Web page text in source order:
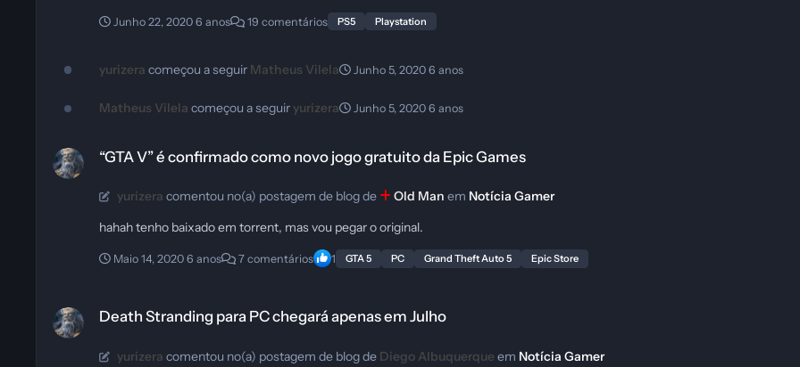
Junho 22, 2020 6 anos 19 comentários PS5 Playstation
yurizera começou a seguir Matheus Vilela Junho 5, 2020 6 anos
Matheus Vilela começou a seguir yurizera Junho 5, 2020 6 anos
“GTA V” é confirmado como novo jogo gratuito da Epic Games
yurizera comentou no(a) postagem de blog de Old Man em Notícia Gamer
hahah tenho baixado em torrent, mas vou pegar o original.
Maio 14, 2020 6 anos 7 comentários 1 GTA 5 PC Grand Theft Auto 5 Epic Store
Death Stranding para PC chegará apenas em Julho
yurizera comentou no(a) postagem de blog de Diego Albuquerque em Notícia Gamer